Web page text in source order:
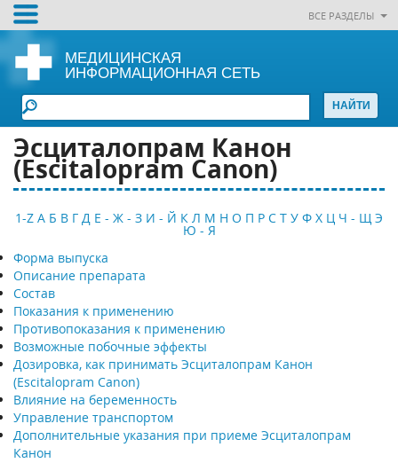
ВСЕ РАЗДЕЛЫ
МЕДИЦИНСКАЯ
ИНФОРМАЦИОННАЯ СЕТЬ
Эсциталопрам Канон
(Escitalopram Canon)
1-Z А Б В Г Д Е - Ж - З И - Й К Л М Н О П Р С Т У Ф Х Ц Ч - Щ Э
Ю - Я
Форма выпуска
Описание препарата
Состав
Показания к применению
Противопоказания к применению
Возможные побочные эффекты
Дозировка, как принимать Эсциталопрам Канон
(Escitalopram Canon)
Влияние на беременность
Управление транспортом
Дополнительные указания при приеме Эсциталопрам
Канон